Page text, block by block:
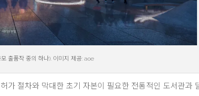
출품작 중의 하나). 이미지 제공: aoe
가 절차와 막대한 초기 자본이 필요한 전통적인 도서관과